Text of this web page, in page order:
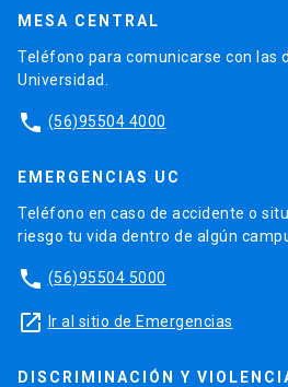
MESA CENTRAL
Teléfono para comunicarse con las
Universidad.
phone (56)95504 4000
EMERGENCIAS UC
Teléfono en caso de accidente o
riesgo tu vida dentro de algún
phone (56)95504 5000
launch Ir al sitio de Emergencias
DISCRIMINACIÓN Y